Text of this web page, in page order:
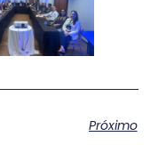
Próximo